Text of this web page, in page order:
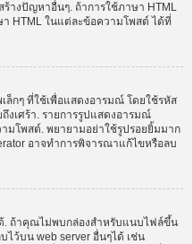
างปัญหาอื่นๆ. ถ้าการใช้ภาษา HTML
HTML ในแต่ละข้อความโพสต์ ได้ที่
กๆ ที่ใช้เพื่อแสดงอารมณ์ โดยใช้รหัส
งเศร้า. รายการรูปแสดงอารมณ์
โพสต์. พยายามอย่าใช้รูปรอยยิ้มมาก
อาจทำการพิจารณาแก้ไขหรือลบ
ถ้าคุณไม่พบกล่องสำหรับแนบไฟล์ขึ้น
ไว้บน web server อื่นๆได้ เช่น